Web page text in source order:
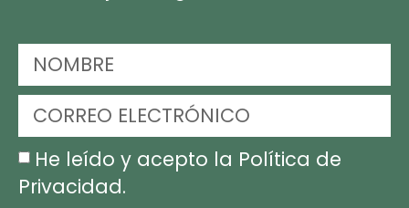
He leído y acepto la Política de
Privacidad.